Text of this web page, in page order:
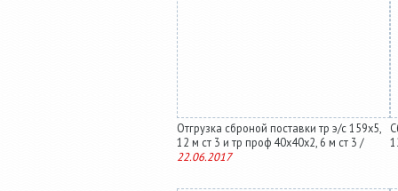
Отгрузка сброной поставки тр э/с 159х5,
12 м ст 3 и тр проф 40х40х2, 6 м ст 3 /
22.06.2017